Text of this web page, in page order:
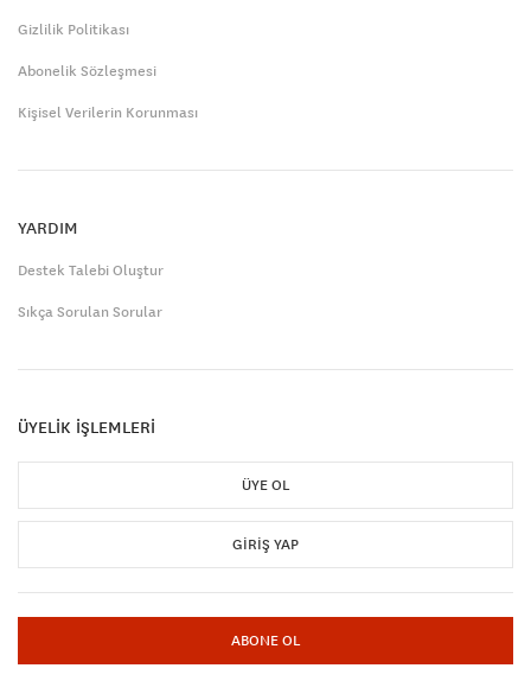
Gizlilik Politikası
Abonelik Sözleşmesi
Kişisel Verilerin Korunması
YARDIM
Destek Talebi Oluştur
Sıkça Sorulan Sorular
ÜYELİK İŞLEMLERİ
ÜYE OL
GIRIŞ YAP
ABONE OL